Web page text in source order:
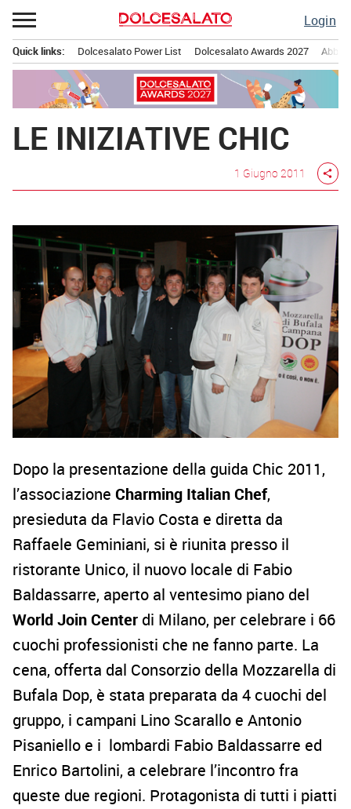
Passa
al
contenuto
Login
principale
Quick links: Dolcesalato Power List Dolcesalato Awards 2027
LE INIZIATIVE CHIC
1 Giugno 2011 share
Dopo la presentazione della guida Chic 2011,
l’associazione Charming Italian Chef,
presieduta da Flavio Costa e diretta da
Raffaele Geminiani, si è riunita presso il
ristorante Unico, il nuovo locale di Fabio
Baldassarre, aperto al ventesimo piano del
World Join Center di Milano, per celebrare i 66
cuochi professionisti che ne fanno parte. La
cena, offerta dal Consorzio della Mozzarella di
Bufala Dop, è stata preparata da 4 cuochi del
gruppo, i campani Lino Scarallo e Antonio
Pisaniello e i lombardi Fabio Baldassarre ed
Enrico Bartolini, a celebrare l’incontro fra
queste due regioni. Protagonista di tutti i piatti